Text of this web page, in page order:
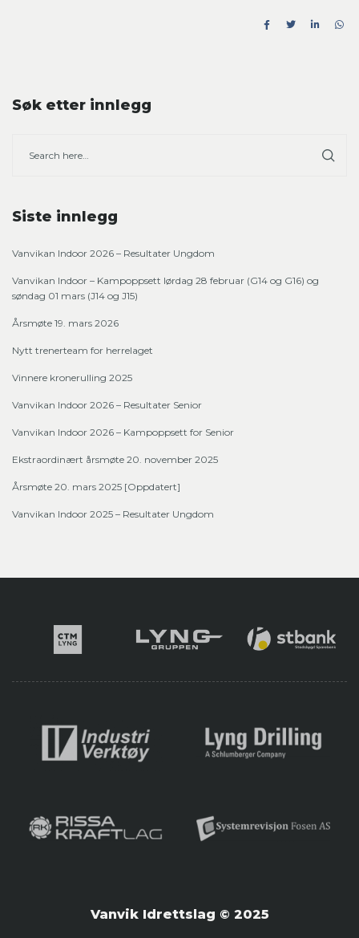
Søk etter innlegg
Siste innlegg
Vanvikan Indoor 2026 – Resultater Ungdom
Vanvikan Indoor – Kampoppsett lørdag 28 februar (G14 og G16) og
søndag 01 mars (J14 og J15)
Årsmøte 19. mars 2026
Nytt trenerteam for herrelaget
Vinnere kronerulling 2025
Vanvikan Indoor 2026 – Resultater Senior
Vanvikan Indoor 2026 – Kampoppsett for Senior
Ekstraordinært årsmøte 20. november 2025
Årsmøte 20. mars 2025 [Oppdatert]
Vanvikan Indoor 2025 – Resultater Ungdom
Vanvik Idrettslag © 2025